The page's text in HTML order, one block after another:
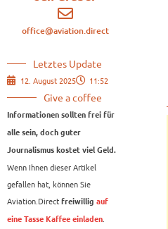
office@aviation.direct
Letztes Update
12. August 2025 11:52
Give a coffee
Informationen sollten frei für
alle sein, doch guter
Journalismus kostet viel Geld.
Wenn Ihnen dieser Artikel
gefallen hat, können Sie
Aviation.Direct freiwillig auf
eine Tasse Kaffee einladen.